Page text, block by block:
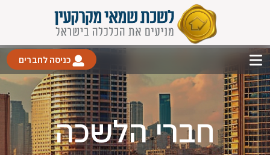
כניסה לחברים
חברי הלשכה